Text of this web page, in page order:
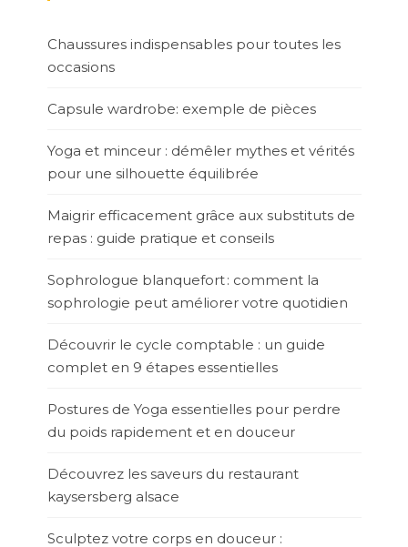
Chaussures indispensables pour toutes les
occasions
Capsule wardrobe: exemple de pièces
Yoga et minceur : démêler mythes et vérités
pour une silhouette équilibrée
Maigrir efficacement grâce aux substituts de
repas : guide pratique et conseils
Sophrologue blanquefort : comment la
sophrologie peut améliorer votre quotidien
Découvrir le cycle comptable : un guide
complet en 9 étapes essentielles
Postures de Yoga essentielles pour perdre
du poids rapidement et en douceur
Découvrez les saveurs du restaurant
kaysersberg alsace
Sculptez votre corps en douceur :